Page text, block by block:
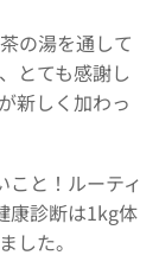
の湯を通して
とても感謝し
新しく加わっ
と！ルーティ
康診断は1kg体
した。